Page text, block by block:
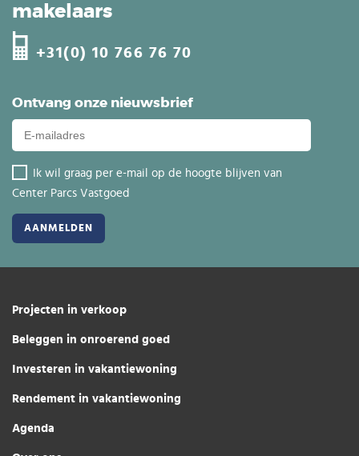
Ontvang onze nieuwsbrief
Ik wil graag per e-mail op de hoogte blijven van
Center Parcs Vastgoed
makelaars
+31(0) 10 766 76 70
Projecten in verkoop
Beleggen in onroerend goed
Investeren in vakantiewoning
Rendement in vakantiewoning
Agenda